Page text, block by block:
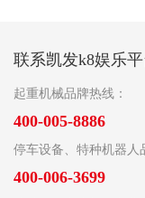
联系凯发k8娱乐平
起重机械品牌热线：
400-005-8886
停车设备、特种机器人
400-006-3699